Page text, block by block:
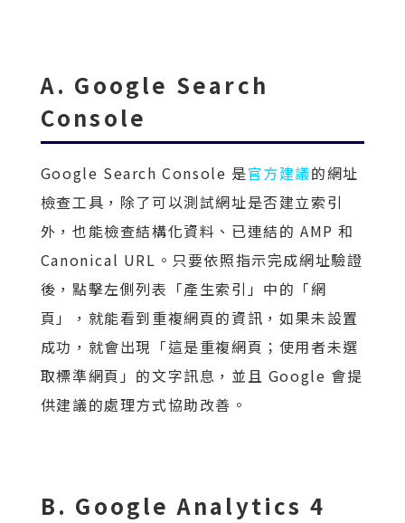
A. Google Search
Console
Google Search Console 是官方建議的網址
檢查工具，除了可以測試網址是否建立索引
外，也能檢查結構化資料、已連結的 AMP 和
Canonical URL。只要依照指示完成網址驗證
後，點擊左側列表「產生索引」中的「網
頁」，就能看到重複網頁的資訊，如果未設置
成功，就會出現「這是重複網頁；使用者未選
取標準網頁」的文字訊息，並且 Google 會提
供建議的處理方式協助改善。
B. Google Analytics 4